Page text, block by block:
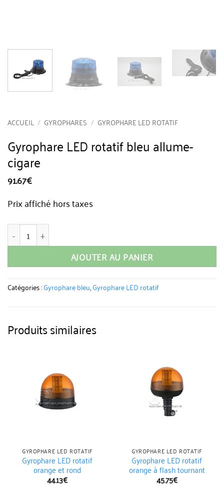
ACCUEIL / GYROPHARES / GYROPHARE LED ROTATIF
Gyrophare LED rotatif bleu allume-
cigare
91.67€
Prix affiché hors taxes
quantité de Gyrophare LED rotatif bleu allume-cigare
AJOUTER AU PANIER
Catégories :Gyrophare bleu,Gyrophare LED rotatif
Produits similaires
GYROPHARE LED ROTATIF
Gyrophare LED rotatif
orange et rond
44.13€
GYROPHARE LED ROTATIF
Gyrophare LED rotatif
orange à flash tournant
45.75€